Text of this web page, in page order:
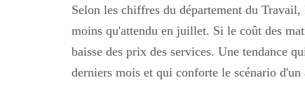
Selon les chiffres du département du
moins qu'attendu en juillet. Si le coût des
baisse des prix des services. Une tendance
derniers mois et qui conforte le scénario d'un